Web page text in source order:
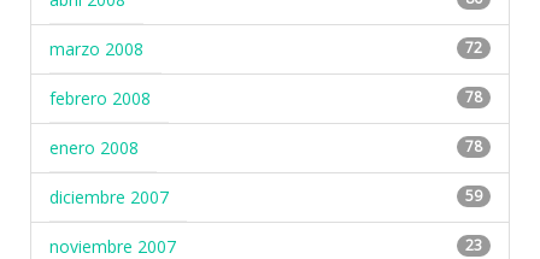
marzo 2008 72
febrero 2008 78
enero 2008 78
diciembre 2007 59
noviembre 2007 23